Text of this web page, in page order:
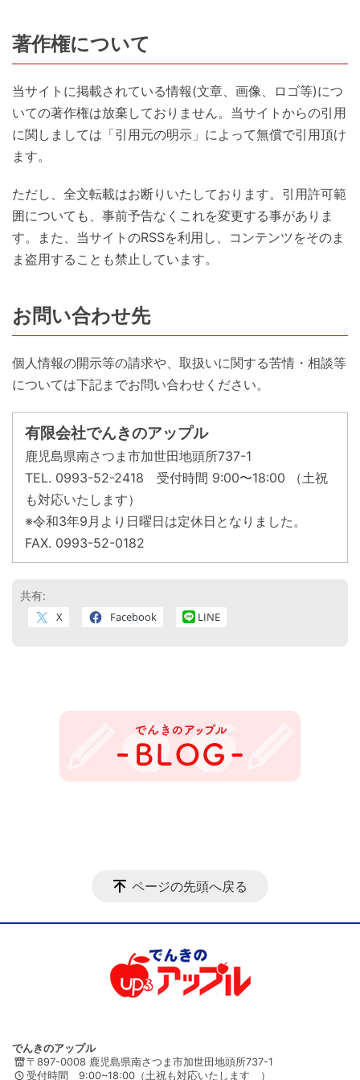
著作権について
当サイトに掲載されている情報(文章、画像、ロゴ等)につ
いての著作権は放棄しておりません。当サイトからの引用
に関しましては「引用元の明示」によって無償で引用頂け
ます。
ただし、全文転載はお断りいたしております。引用許可範
囲についても、事前予告なくこれを変更する事がありま
す。また、当サイトのRSSを利用し、コンテンツをそのま
ま盗用することも禁止しています。
お問い合わせ先
個人情報の開示等の請求や、取扱いに関する苦情・相談等
については下記までお問い合わせください。
有限会社でんきのアップル
鹿児島県南さつま市加世田地頭所737-1
TEL. 0993-52-2418 受付時間 9:00〜18:00 （土祝
も対応いたします）
※令和3年9月より日曜日は定休日となりました。
FAX. 0993-52-0182
共有:
X Facebook LINE
ページの先頭へ戻る
でんきのアップル
〒897-0008 鹿児島県南さつま市加世田地頭所737-1
受付時間 9:00~18:00（土祝も対応いたします ）